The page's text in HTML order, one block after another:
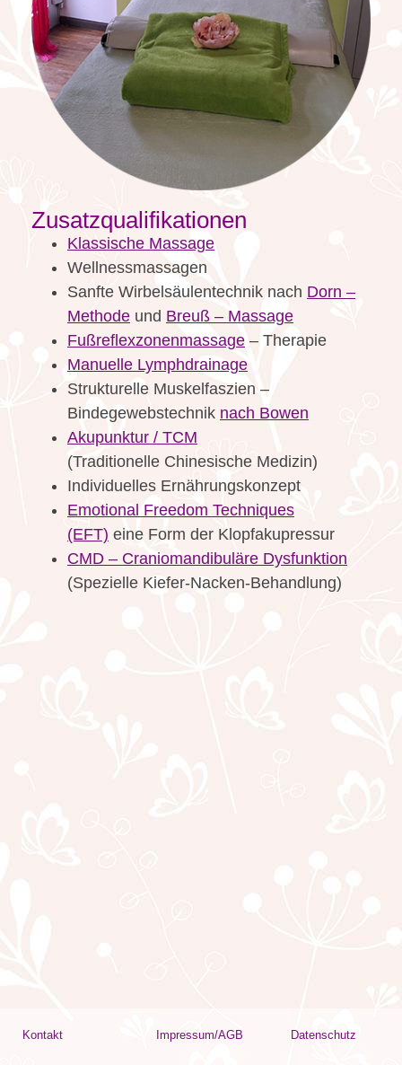
Zusatzqualifikationen
Klassische Massage
Wellnessmassagen
Sanfte Wirbelsäulentechnik nach Dorn –
Methode und Breuß – Massage
Fußreflexzonenmassage – Therapie
Manuelle Lymphdrainage
Strukturelle Muskelfaszien –
Bindegewebstechnik nach Bowen
Akupunktur / TCM
(Traditionelle Chinesische Medizin)
Individuelles Ernährungskonzept
Emotional Freedom Techniques
(EFT) eine Form der Klopfakupressur
CMD – Craniomandibuläre Dysfunktion
(Spezielle Kiefer-Nacken-Behandlung)
Kontakt Impressum/AGB Datenschutz